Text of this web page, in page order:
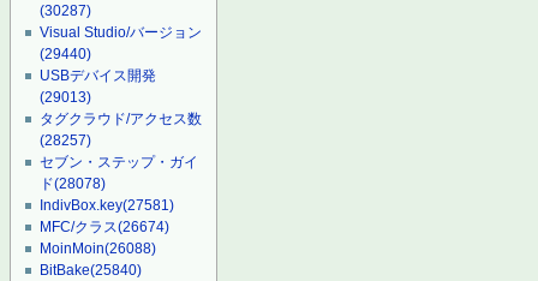
(30287)
Visual Studio/バージョン
(29440)
USBデバイス開発
(29013)
タグクラウド/アクセス数
(28257)
セブン・ステップ・ガイ
ド(28078)
IndivBox.key(27581)
MFC/クラス(26674)
MoinMoin(26088)
BitBake(25840)